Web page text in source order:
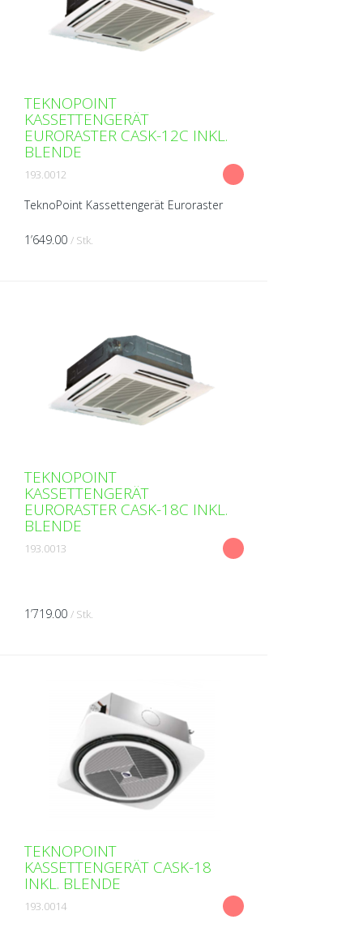
TEKNOPOINT
KASSETTENGERÄT
EURORASTER CASK-12C INKL.
BLENDE
193.0012
TeknoPoint Kassettengerät Euroraster
Deckeneinbaugehäuse aus isoliertem
1’649.00 / Stk.
TEKNOPOINT
KASSETTENGERÄT
EURORASTER CASK-18C INKL.
BLENDE
193.0013
1’719.00 / Stk.
TEKNOPOINT
KASSETTENGERÄT CASK-18
INKL. BLENDE
193.0014